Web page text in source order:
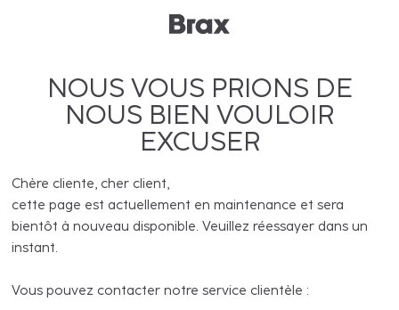
NOUS VOUS PRIONS DE
NOUS BIEN VOULOIR
EXCUSER
Chère cliente, cher client,
cette page est actuellement en maintenance et sera
bientôt à nouveau disponible. Veuillez réessayer dans un
instant.
Vous pouvez contacter notre service clientèle :